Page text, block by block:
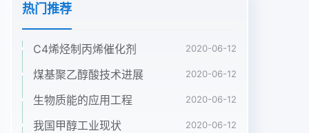
母粒中的水分含量树脂的M较高,线性高分子树脂、
分子量分布较窄的树脂的MI较低。M越大,聚合物熔
体的流动性越好,但平均分子量挥发分含量m/%色母
粒中可挥发组分的含量越低耐热温度符合客户的加工
个中间体材料,因迁移性夺合客户应用要求此必须考
虑色母粒使用客户的树脂的性质,必须保证其提供的
热门推荐
C4烯烃制丙烯催化剂 2020-06-12
煤基聚乙醇酸技术进展 2020-06-12
生物质能的应用工程 2020-06-12
我国甲醇工业现状 2020-06-12